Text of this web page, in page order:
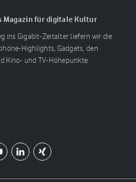
Magazin für digitale Kultur
ins Gigabit-Zeitalter liefern wir die
Highlights, Gadgets, den
Kino- und TV-Höhepunkte.